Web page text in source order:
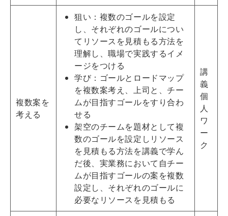
複数案を
考える
狙い：複数のゴールを設定
し、それぞれのゴールについ
てリソースを見積もる方法を
理解し、職場で実践するイメ
ージをつける
学び：ゴールとロードマップ
を複数案考え、上司と、チー
ムが目指すゴールをすり合わ
せる
架空のチームを題材として複
数のゴールを設定しリソース
を見積もる方法を講義で学ん
だ後、実業務において自チー
ムが目指すゴールの案を複数
設定し、それぞれのゴールに
必要なリソースを見積もる
講
義
個
人
ワ
ー
ク